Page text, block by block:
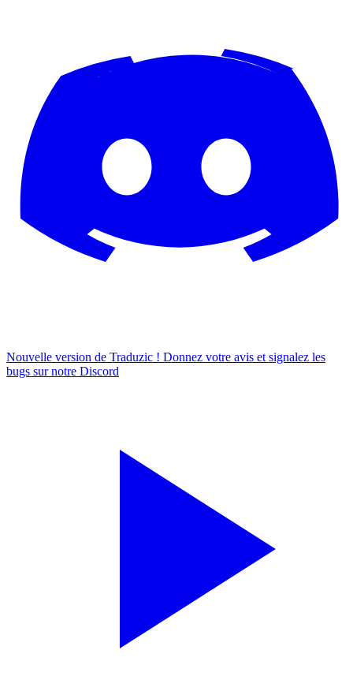
Nouvelle version de Traduzic ! Donnez votre avis et signalez les
bugs sur notre Discord